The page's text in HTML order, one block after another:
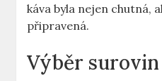
⁤káva byla nejen​ chutná,
připravená.
Výběr surovin